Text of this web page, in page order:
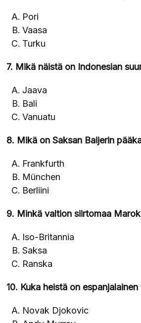
Pori
Vaasa
Turku
7. Mikä näistä on Indonesian
Jaava
Bali
Vanuatu
8. Mikä on Saksan Baijerin
Frankfurth
München
Berliini
9. Minkä valtion siirtomaa
Iso-Britannia
Saksa
Ranska
10. Kuka heistä on
Novak Djokovic